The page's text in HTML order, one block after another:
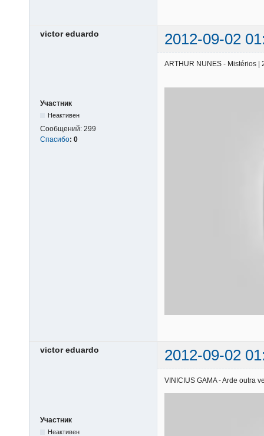
victor eduardo 2012-09-02
Участник
Неактивен
Сообщений: 299
Спасибо: 0
ARTHUR NUNES - Mistérios |
victor eduardo 2012-09-02
Участник
Неактивен
VINICIUS GAMA - Arde outra